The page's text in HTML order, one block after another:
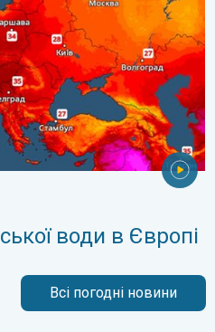
води в Європі
Всі погодні новини